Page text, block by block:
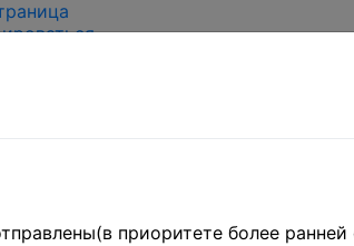
приоритете более ранней